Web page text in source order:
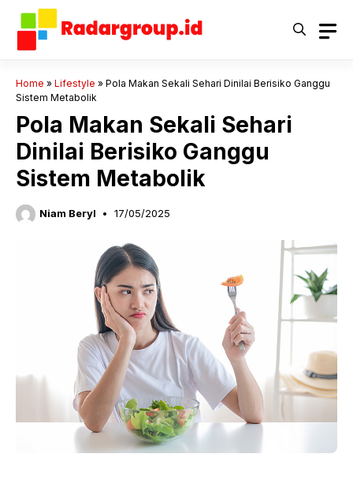
Langsung
Home » Lifestyle » Pola Makan Sekali Sehari Dinilai Berisiko Ganggu
Sistem Metabolik
Pola Makan Sekali Sehari
Dinilai Berisiko Ganggu
Sistem Metabolik
Niam Beryl 17/05/2025